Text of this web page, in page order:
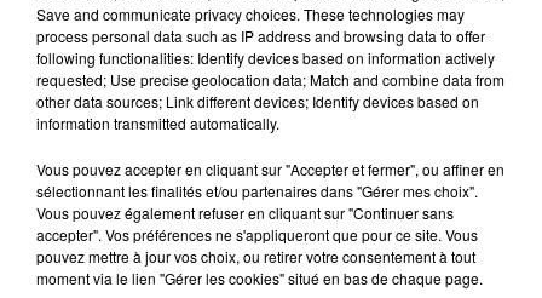
garde mercredi soir au Samu 31. Les problèmes ont
commencé vers 17h30 :"on récupérait les adresses des
gens ça coupait, on était en train de donner des conseils
médicaux ça coupait. On s'est aperçu que c'était pas local.
Heureusement à Toulouse on a la chance d'avoir deux
serveurs de téléphonie : Orange et SFR."
Save and communicate privacy choices. These technologies may
process personal data such as IP address and browsing data to offer
following functionalities: Identify devices based on information actively
requested; Use precise geolocation data; Match and combine data from
other data sources; Link different devices; Identify devices based on
information transmitted automatically.
Vous pouvez accepter en cliquant sur "Accepter et fermer", ou affiner en
sélectionnant les finalités et/ou partenaires dans "Gérer mes choix".
Vous pouvez également refuser en cliquant sur "Continuer sans
accepter". Vos préférences ne s'appliqueront que pour ce site. Vous
pouvez mettre à jour vos choix, ou retirer votre consentement à tout
moment via le lien "Gérer les cookies" situé en bas de chaque page.